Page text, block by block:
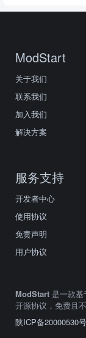
ModStart
关于我们
联系我们
加入我们
解决方案
服务支持
开发者中心
使用协议
免责声明
用户协议
ModStart 是一款
开源协议，免费且
陕ICP备20000530